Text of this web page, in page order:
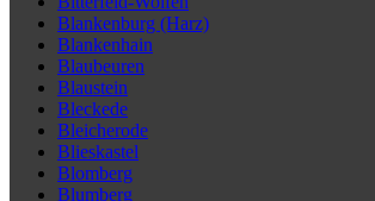
Blankenburg (Harz)
Blankenhain
Blaubeuren
Blaustein
Bleckede
Bleicherode
Blieskastel
Blomberg
Blumberg